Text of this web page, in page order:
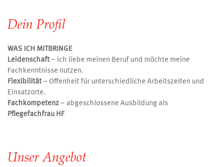
Dein Profil
WAS ICH MITBRINGE
Leidenschaft – ich liebe meinen Beruf und möchte meine
Fachkenntnisse nutzen.
Flexibilität – Offenheit für unterschiedliche Arbeitszeiten und
Einsatzorte.
Fachkompetenz – abgeschlossene Ausbildung als
Pflegefachfrau HF
Unser Angebot